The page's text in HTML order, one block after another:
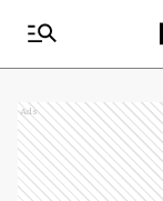
Ads